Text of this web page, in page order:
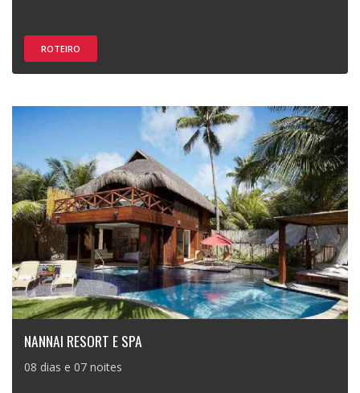
ROTEIRO
NANNAI RESORT E SPA
08 dias e 07 noites